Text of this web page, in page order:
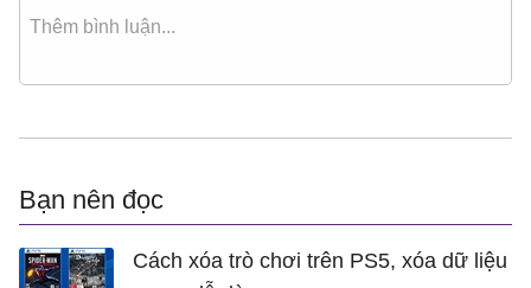
Bạn nên đọc
Cách xóa trò chơi trên PS5, xóa dữ liệu